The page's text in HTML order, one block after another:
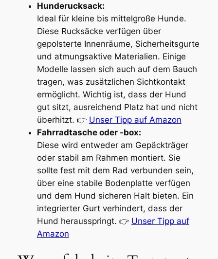
Hunderucksack:
Ideal für kleine bis mittelgroße Hunde.
Diese Rucksäcke verfügen über
gepolsterte Innenräume, Sicherheitsgurte
und atmungsaktive Materialien. Einige
Modelle lassen sich auch auf dem Bauch
tragen, was zusätzlichen Sichtkontakt
ermöglicht. Wichtig ist, dass der Hund
gut sitzt, ausreichend Platz hat und nicht
überhitzt. 👉 Unser Tipp auf Amazon
Fahrradtasche oder -box:
Diese wird entweder am Gepäckträger
oder stabil am Rahmen montiert. Sie
sollte fest mit dem Rad verbunden sein,
über eine stabile Bodenplatte verfügen
und dem Hund sicheren Halt bieten. Ein
integrierter Gurt verhindert, dass der
Hund herausspringt. 👉 Unser Tipp auf
Amazon